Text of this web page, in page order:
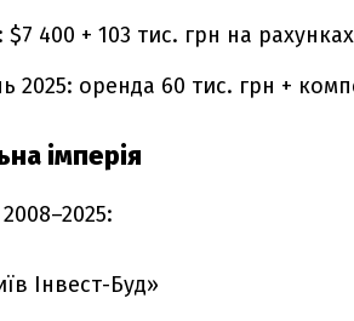
$7 400 + 103 тис. грн на
2025: оренда 60 тис. грн +
імперія
Інвест-Буд»